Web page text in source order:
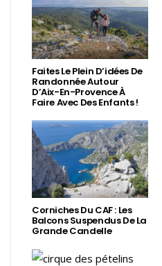
Faites Le Plein D’idées De
Randonnée Autour
D’Aix-En-Provence À
Faire Avec Des Enfants !
Corniches Du CAF : Les
Balcons Suspendus De La
Grande Candelle